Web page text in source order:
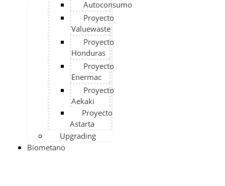
Autoconsumo
Proyecto
Valuewaste
Proyecto
Honduras
Proyecto
Enermac
Proyecto
Aekaki
Proyecto
Astarta
Upgrading
Biometano